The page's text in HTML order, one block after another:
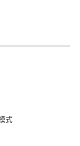
式